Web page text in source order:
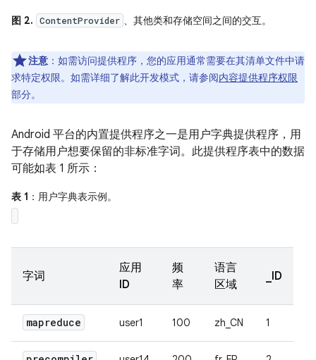
图 2. ContentProvider 、其他类和存储空间之间的交互。
注意 ：如需访问提供程序，您的应用通常需要在其清单文件中请
求特定权限。如需详细了解此开发模式，请参阅内容提供程序权限
部分。
Android 平台的内置提供程序之一是用户字典提供程序，用
于存储用户想要保留的非标准字词。此提供程序表中的数据
可能如表 1 所示：
表 1 ：用户字典表示例。
字词
应用
ID
频
率
语言
区域
_ID
mapreduce user1 100 zh_CN 1